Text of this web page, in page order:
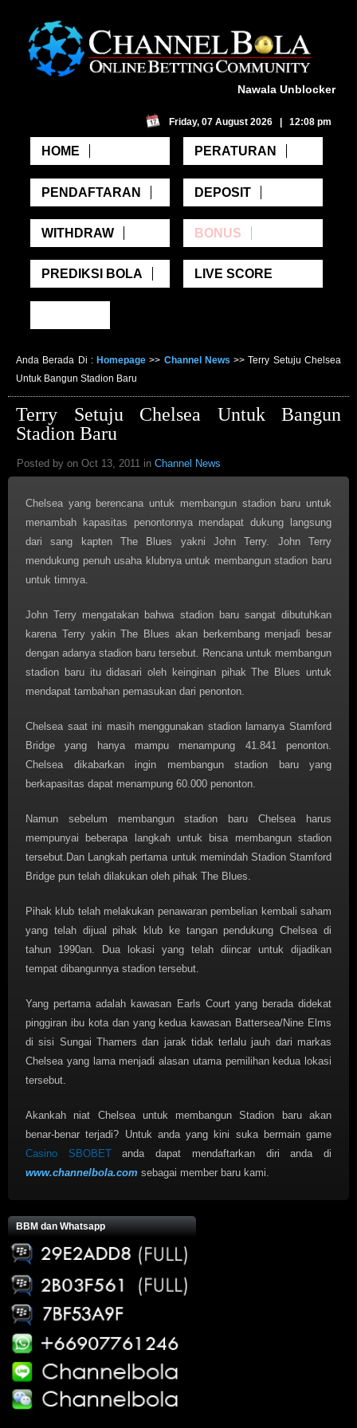
Nawala Unblocker
Friday, 07 August 2026 | 12:08 pm
HOME PERATURAN
PENDAFTARAN DEPOSIT
WITHDRAW BONUS
PREDIKSI BOLA LIVE SCORE
Anda Berada Di :Homepage >> Channel News >>Terry Setuju Chelsea
Untuk Bangun Stadion Baru
Terry Setuju Chelsea Untuk Bangun
Stadion Baru
Posted by on Oct 13, 2011 in Channel News
Chelsea yang berencana untuk membangun stadion baru untuk
menambah kapasitas penontonnya mendapat dukung langsung
dari sang kapten The Blues yakni John Terry. John Terry
mendukung penuh usaha klubnya untuk membangun stadion baru
untuk timnya.
John Terry mengatakan bahwa stadion baru sangat dibutuhkan
karena Terry yakin The Blues akan berkembang menjadi besar
dengan adanya stadion baru tersebut. Rencana untuk membangun
stadion baru itu didasari oleh keinginan pihak The Blues untuk
mendapat tambahan pemasukan dari penonton.
Chelsea saat ini masih menggunakan stadion lamanya Stamford
Bridge yang hanya mampu menampung 41.841 penonton.
Chelsea dikabarkan ingin membangun stadion baru yang
berkapasitas dapat menampung 60.000 penonton.
Namun sebelum membangun stadion baru Chelsea harus
mempunyai beberapa langkah untuk bisa membangun stadion
tersebut.Dan Langkah pertama untuk memindah Stadion Stamford
Bridge pun telah dilakukan oleh pihak The Blues.
Pihak klub telah melakukan penawaran pembelian kembali saham
yang telah dijual pihak klub ke tangan pendukung Chelsea di
tahun 1990an. Dua lokasi yang telah diincar untuk dijadikan
tempat dibangunnya stadion tersebut.
Yang pertama adalah kawasan Earls Court yang berada didekat
pinggiran ibu kota dan yang kedua kawasan Battersea/Nine Elms
di sisi Sungai Thamers dan jarak tidak terlalu jauh dari markas
Chelsea yang lama menjadi alasan utama pemilihan kedua lokasi
tersebut.
Akankah niat Chelsea untuk membangun Stadion baru akan
benar-benar terjadi? Untuk anda yang kini suka bermain game
Casino SBOBETanda dapat mendaftarkan diri anda di
www.channelbola.com sebagai member baru kami.
BBM dan Whatsapp